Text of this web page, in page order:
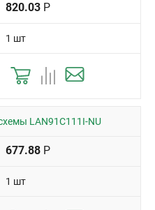
820.03 Р
1 шт
LAN91C111I-NU
677.88 Р
1 шт